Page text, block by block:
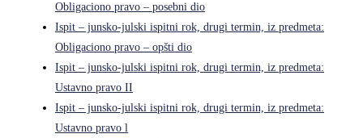
Obligaciono pravo – posebni dio
Ispit – junsko-julski ispitni rok, drugi termin, iz predmeta:
Obligaciono pravo – opšti dio
Ispit – junsko-julski ispitni rok, drugi termin, iz predmeta:
Ustavno pravo II
Ispit – junsko-julski ispitni rok, drugi termin, iz predmeta:
Ustavno pravo l